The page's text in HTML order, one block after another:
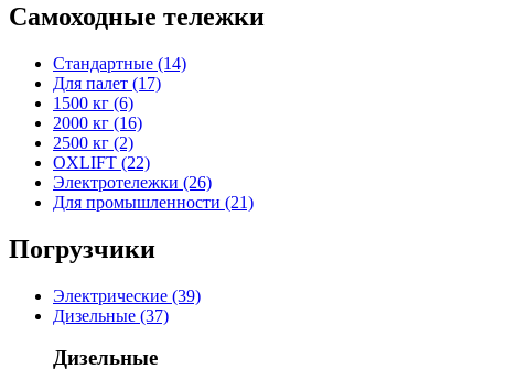
Самоходные тележки
Стандартные (14)
Для палет (17)
1500 кг (6)
2000 кг (16)
2500 кг (2)
OXLIFT (22)
Электротележки (26)
Для промышленности (21)
Погрузчики
Электрические (39)
Дизельные (37)
Дизельные